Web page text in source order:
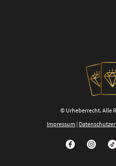
© Urheberrecht. Alle
Impressum |